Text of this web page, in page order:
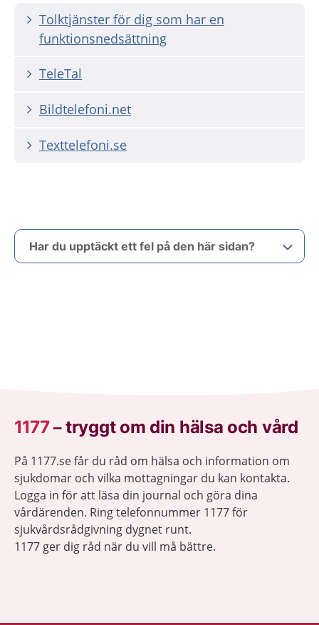
Tolktjänster för dig som har en
funktionsnedsättning
TeleTal
Bildtelefoni.net
Texttelefoni.se
Har du upptäckt ett fel på den här sidan?
1177–tryggt om din hälsa och vård
På 1177.se får du råd om hälsa och information om
sjukdomar och vilka mottagningar du kan kontakta.
Logga in för att läsa din journal och göra dina
vårdärenden. Ring telefonnummer 1177 för
sjukvårdsrådgivning dygnet runt.
1177 ger dig råd när du vill må bättre.